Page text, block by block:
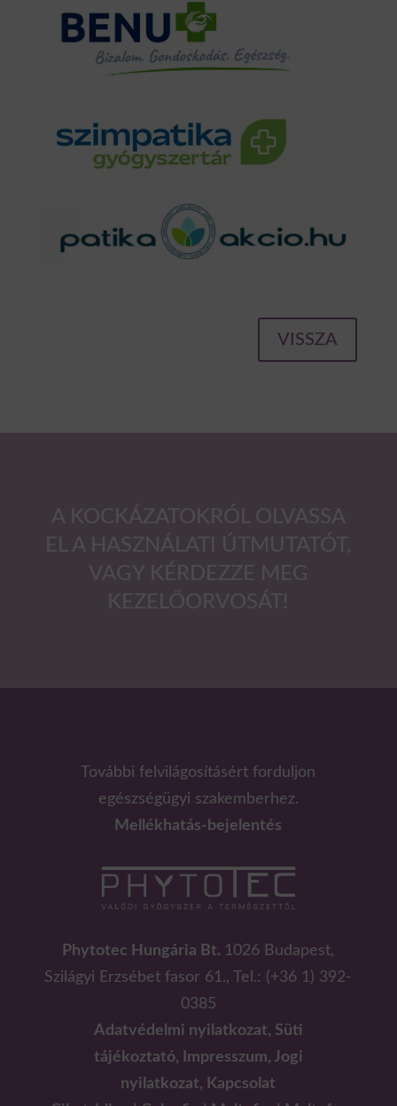
VISSZA
A KOCKÁZATOKRÓL OLVASSA
EL A HASZNÁLATI ÚTMUTATÓT,
VAGY KÉRDEZZE MEG
KEZELŐORVOSÁT!
További felvilágosításért forduljon
egészségügyi szakemberhez.
Mellékhatás-bejelentés
Phytotec Hungária Bt. 1026 Budapest,
Szilágyi Erzsébet fasor 61., Tel.: (+36 1) 392-
0385
Adatvédelmi nyilatkozat, Süti
tájékoztató,
Impresszum, Jogi
nyilatkozat, Kapcsolat